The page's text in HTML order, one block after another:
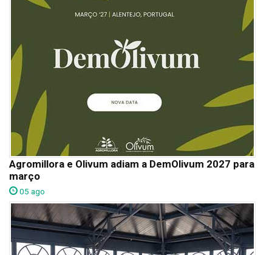
Agromillora e Olivum adiam a DemOlivum 2027 para
março
05 ago